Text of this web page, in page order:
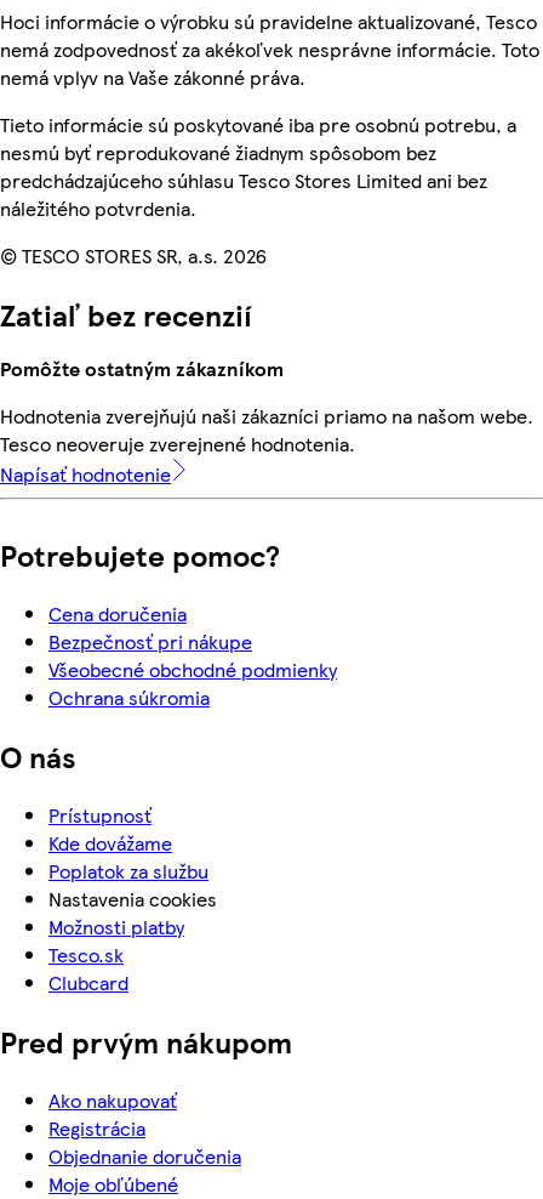
Hoci informácie o výrobku sú pravidelne aktualizované, Tesco
nemá zodpovednosť za akékoľvek nesprávne informácie. Toto
nemá vplyv na Vaše zákonné práva.
Tieto informácie sú poskytované iba pre osobnú potrebu, a
nesmú byť reprodukované žiadnym spôsobom bez
predchádzajúceho súhlasu Tesco Stores Limited ani bez
náležitého potvrdenia.
© TESCO STORES SR, a.s. 2026
Zatiaľ bez recenzií
Pomôžte ostatným zákazníkom
Hodnotenia zverejňujú naši zákazníci priamo na našom webe.
Tesco neoveruje zverejnené hodnotenia.
Napísať hodnotenie
Potrebujete pomoc?
Cena doručenia
Bezpečnosť pri nákupe
Všeobecné obchodné podmienky
Ochrana súkromia
O nás
Prístupnosť
Kde dovážame
Poplatok za službu
Nastavenia cookies
Možnosti platby
Tesco.sk
Clubcard
Pred prvým nákupom
Ako nakupovať
Registrácia
Objednanie doručenia
Moje obľúbené